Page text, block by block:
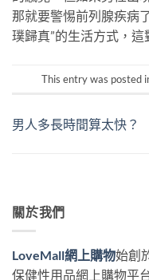
那就要警惕前列腺疾病
璞歸真”的生活方式，這
This entry was posted
男人多長時間算太快？
關於我們
LoveMall網上購物始創
保健性用品網上購物平